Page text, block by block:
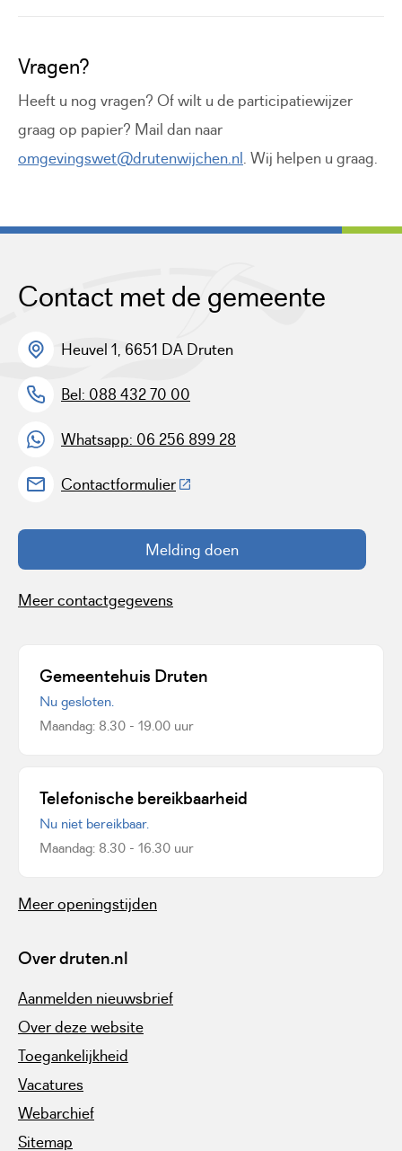
Vragen?
Heeft u nog vragen? Of wilt u de participatiewijzer
graag op papier? Mail dan naar
omgevingswet@drutenwijchen.nl. Wij helpen u graag.
Contact met de gemeente
Heuvel 1, 6651 DA Druten
Bel: 088 432 70 00
Whatsapp: 06 256 899 28
Contactformulier(Deze link gaat naar een externe
Melding doen
Meer contactgegevens
Gemeentehuis Druten
Nu gesloten.
Maandag: 8.30 - 19.00 uur
Telefonische bereikbaarheid
Nu niet bereikbaar.
Maandag: 8.30 - 16.30 uur
Meer openingstijden
Over druten.nl
Aanmelden nieuwsbrief
Over deze website
Toegankelijkheid
Vacatures
Webarchief
Sitemap